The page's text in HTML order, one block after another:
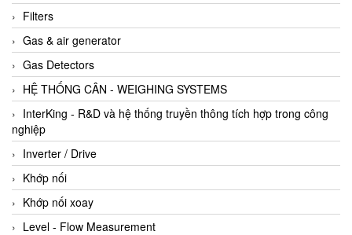
Filters
Gas & air generator
Gas Detectors
HỆ THỐNG CÂN - WEIGHING SYSTEMS
InterKing - R&D và hệ thống truyền thông tích hợp trong công
nghiệp
Inverter / Drive
Khớp nối
Khớp nối xoay
Level - Flow Measurement